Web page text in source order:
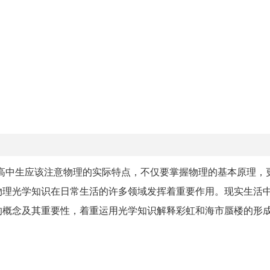
生应该注意物理的实际特点，不仅要掌握物理的基本原理，
光学知识在日常生活的许多领域发挥着重要作用。现实生活
念及其重要性，着重运用光学知识解释彩虹和海市蜃楼的形